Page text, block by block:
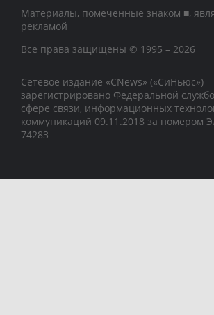
Материалы, помеченные знаком ■,
рекламой
Все права защищены © 1995 – 2026
Сетевое издание «CNews» («СиНьюс»)
зарегистрировано Федеральной
сфере связи, информационных
коммуникаций 09.11.2018 за номером
74283